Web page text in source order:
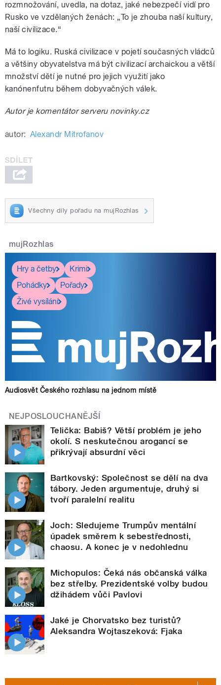
rozmnožování, uvedla, na dotaz, jaké nebezpečí vidí pro
Rusko ve vzdělaných ženách: „To je zhouba naší kultury,
naší civilizace.“
Má to logiku. Ruská civilizace v pojetí současných vládců
a většiny obyvatelstva má být civilizací archaickou a větší
množství dětí je nutné pro jejich využití jako
kanónenfutru během dobyvačných válek.
Autor je komentátor serveru novinky.cz
autor: Alexandr Mitrofanov
Všechny díly pořadu na mujRozhlas
mujRozhlas
Hry a četby
Krimi
Pohádky
Pořady
Živé vysílání
Audiosvět Českého rozhlasu na jednom místě
NEJPOSLOUCHANĚJŠÍ
Telička: Babiš? Větší problém je jeho
okolí. S neskutečnou arogancí se
přikrývají absurdní věci
Bartkovský: Společnost se dělí na dva
tábory. Jeden argumentuje, druhý si
tvoří paralelní realitu
Joch: Sledujeme Trumpův mentální
úpadek směrem k sebestřednosti,
chaosu. A konec je v nedohlednu
Michopulos: Čeká nás občanská válka
bez střelby. Prezidentské volby budou
džihádem vůči Pavlovi
Jaké je Chorvatsko bez turistů?
Aleksandra Wojtaszeková: Fjaka